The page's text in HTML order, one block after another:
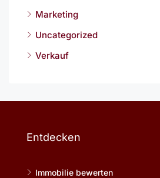
Marketing
Uncategorized
Verkauf
Entdecken
Immobilie bewerten